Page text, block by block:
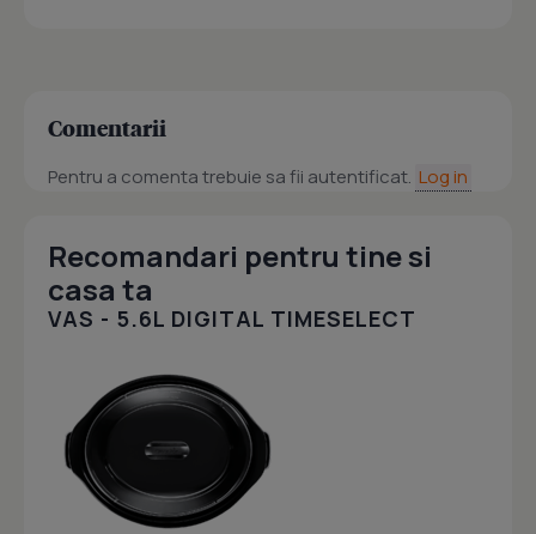
Comentarii
Pentru a comenta trebuie sa fii autentificat. Log in
Recomandari pentru tine si
casa ta
VAS - 5.6L DIGITAL TIMESELECT